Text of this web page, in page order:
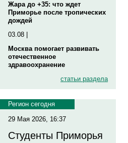
Жара до +35: что ждет
Приморье после тропических
дождей
03.08 |
Москва помогает развивать
отечественное
здравоохранение
статьи раздела
Регион сегодня
29 Мая 2026, 16:37
Студенты Приморья